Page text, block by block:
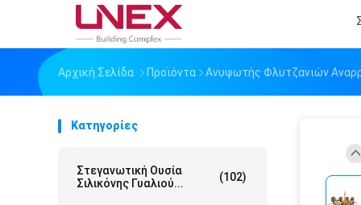
Αρχική Σελίδα Προϊόντα Ανυψωτής Φλυτζανιών
Κατηγορίες
Στεγανωτική Ουσία
Σιλικόνης Γυαλιού...
(102)